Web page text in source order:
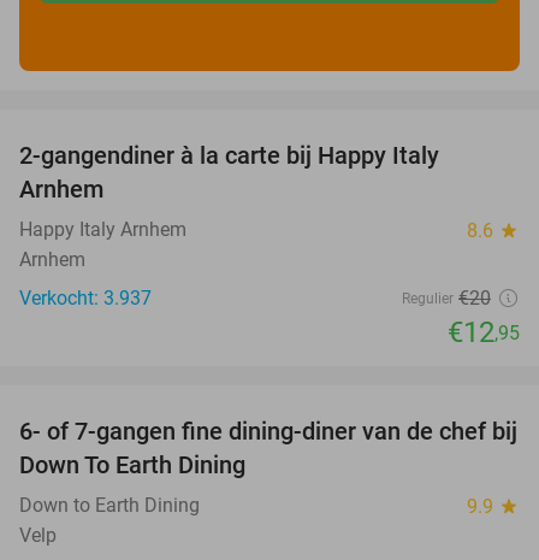
2-gangendiner à la carte bij Happy Italy
Arnhem
Happy Italy Arnhem 8.6 star
Arnhem
Verkocht: 3.937
Regulier €20
€12,95
36%
6- of 7-gangen fine dining-diner van de chef bij
Down To Earth Dining
Down to Earth Dining 9.9 star
Velp